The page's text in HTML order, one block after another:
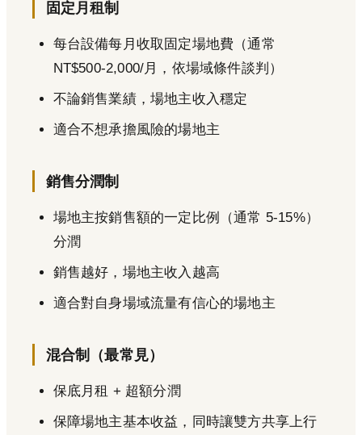
固定月租制
每台設備每月收取固定場地費（通常
NT$500-2,000/月，依場域條件談判）
不論銷售業績，場地主收入穩定
適合不想承擔風險的場地主
銷售分潤制
場地主按銷售額的一定比例（通常 5-15%）
分潤
銷售越好，場地主收入越高
適合對自身場域流量有信心的場地主
混合制（最常見）
保底月租 + 超額分潤
保障場地主基本收益，同時讓雙方共享上行